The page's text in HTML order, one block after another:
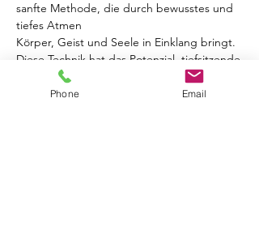
sanfte Methode, die durch bewusstes und
tiefes Atmen
Körper, Geist und Seele in Einklang bringt.
Diese Technik hat das Potenzial, tiefsitzende
emotionale Blockaden zu lösen,
unverarbeitete Traumata zu heilen und dir
Phone Email